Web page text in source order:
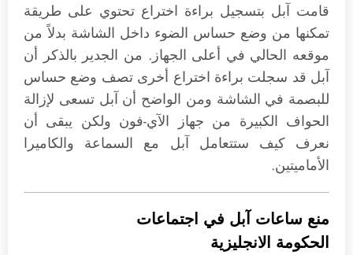
قامت آبل بتسجيل براءة اختراع تحتوي على طريقة
تمكنها من وضع حساس الضوء داخل الشاشة بدلاً من
موقعه الحالي في أعلى الجهاز. من الجدير بالذكر أن
آبل قد سجلت براءة اختراع أخرى تصف وضع حساس
للبصمة في الشاشة ومن الواضح أن آبل تسعى لإزالة
الحواف الكبيرة من جهاز الآي-فون ولكن يبقى أن
نعرف كيف ستتعامل آبل مع السماعة والكاميرا
الأماميتين.
منع ساعات آبل في اجتماعات
الحكومة الانجليزية